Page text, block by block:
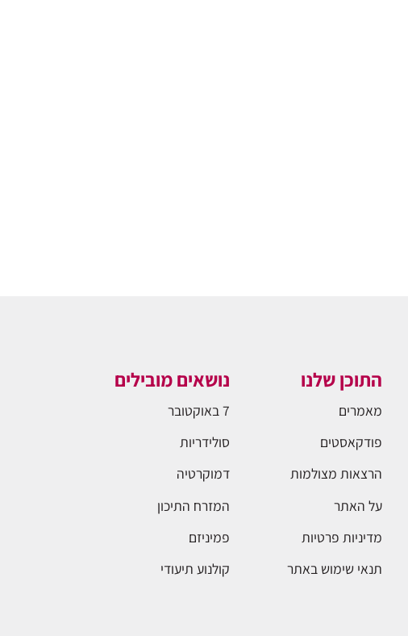
התוכן שלנו
מאמרים
פודקאסטים
הרצאות מצולמות
על האתר
מדיניות פרטיות
תנאי שימוש באתר
נושאים מובילים
7 באוקטובר
סולידריות
דמוקרטיה
המזרח התיכון
פמיניזם
קולנוע תיעודי